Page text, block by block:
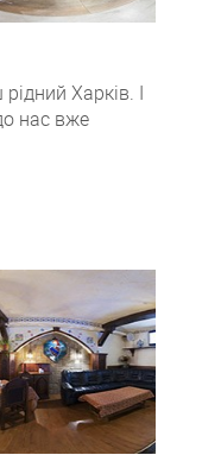
Харків. І
нас вже